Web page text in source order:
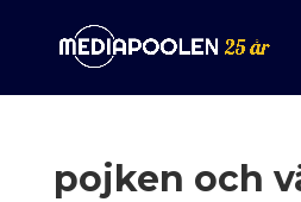
pojken och